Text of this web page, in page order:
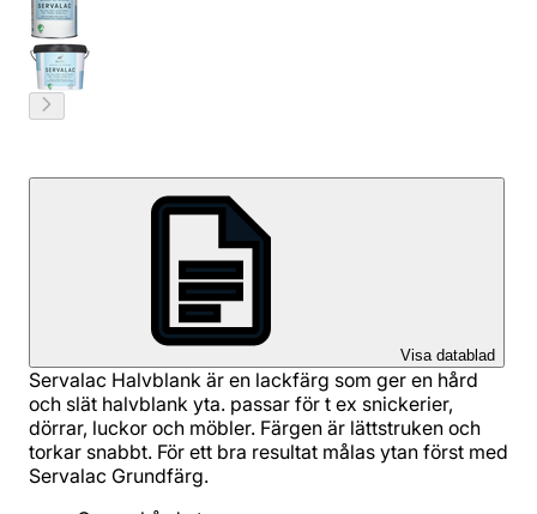
Visa datablad
Servalac Halvblank är en lackfärg som ger en hård
och slät halvblank yta. passar för t ex snickerier,
dörrar, luckor och möbler. Färgen är lättstruken och
torkar snabbt. För ett bra resultat målas ytan först med
Servalac Grundfärg.